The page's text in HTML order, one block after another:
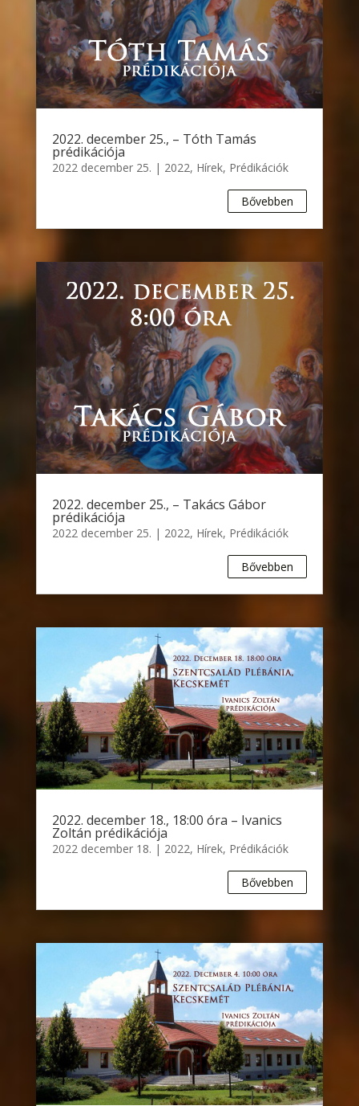
2022. december 25., – Tóth Tamás
prédikációja
2022 december 25. | 2022, Hírek, Prédikációk
Bővebben
2022. december 25., – Takács Gábor
prédikációja
2022 december 25. | 2022, Hírek, Prédikációk
Bővebben
2022. december 18., 18:00 óra – Ivanics
Zoltán prédikációja
2022 december 18. | 2022, Hírek, Prédikációk
Bővebben